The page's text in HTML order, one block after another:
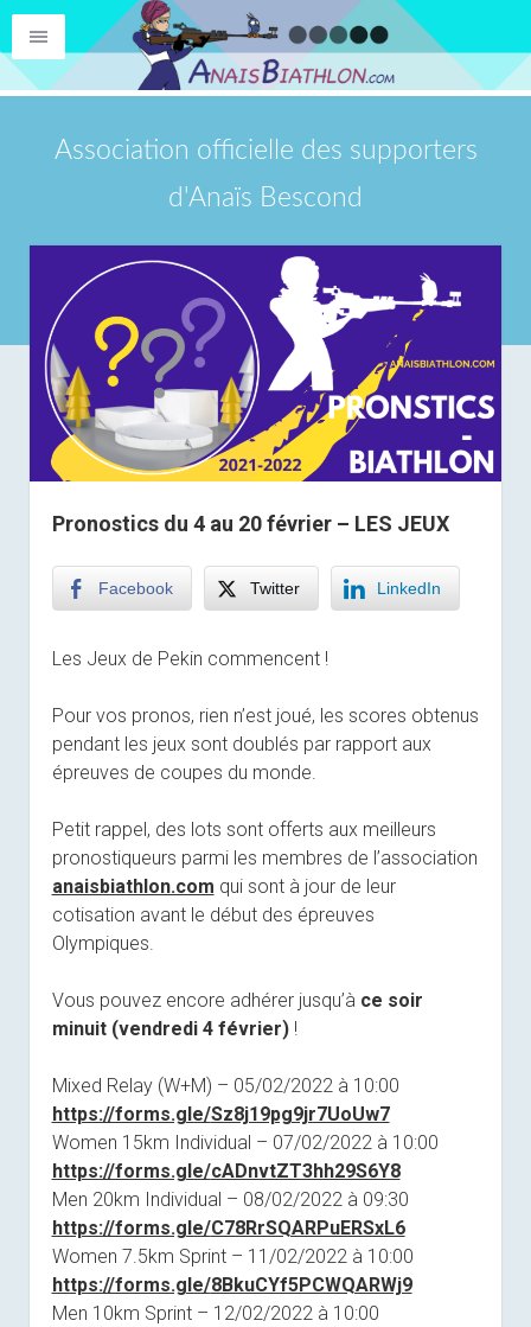
Association officielle des supporters
d'Anaïs Bescond
Pronostics du 4 au 20 février – LES JEUX
Facebook Twitter LinkedIn
Les Jeux de Pekin commencent !
Pour vos pronos, rien n’est joué, les scores obtenus
pendant les jeux sont doublés par rapport aux
épreuves de coupes du monde.
Petit rappel, des lots sont offerts aux meilleurs
pronostiqueurs parmi les membres de l’association
anaisbiathlon.com qui sont à jour de leur
cotisation avant le début des épreuves
Olympiques.
Vous pouvez encore adhérer jusqu’à ce soir
minuit (vendredi 4 février)!
Mixed Relay (W+M) – 05/02/2022 à 10:00
https://forms.gle/Sz8j19pg9jr7UoUw7
Women 15km Individual – 07/02/2022 à 10:00
https://forms.gle/cADnvtZT3hh29S6Y8
Men 20km Individual – 08/02/2022 à 09:30
https://forms.gle/C78RrSQARPuERSxL6
Women 7.5km Sprint – 11/02/2022 à 10:00
https://forms.gle/8BkuCYf5PCWQARWj9
Men 10km Sprint – 12/02/2022 à 10:00